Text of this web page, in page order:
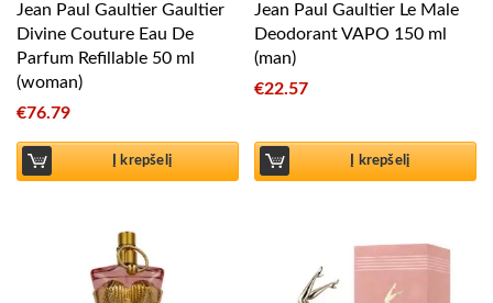
Jean Paul Gaultier Gaultier
Divine Couture Eau De
Parfum Refillable 50 ml
(woman)
€76.79
Į krepšelį
Jean Paul Gaultier Le Male
Deodorant VAPO 150 ml
(man)
€22.57
Į krepšelį